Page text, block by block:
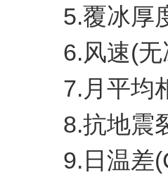
5.覆冰厚
6.风速(
7.月平均
8.抗地震
9.日温差